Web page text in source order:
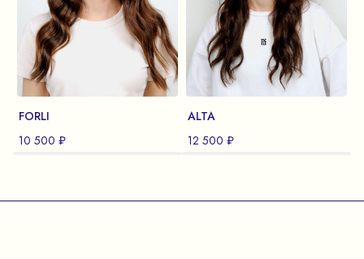
FORLI
10 500 ₽
ALTA
12 500 ₽